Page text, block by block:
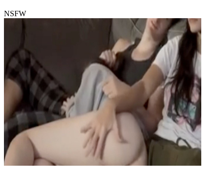
NSFW